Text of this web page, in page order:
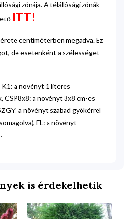
zónája. A télállósági zónák
ITT!
centiméterben megadva. Ez
de esetenként a szélességet
K1: a növényt 1 literes
CSP8x8: a növényt 8x8 cm-es
a növényt szabad gyökérrel
FL: a növényt
is érdekelhetik